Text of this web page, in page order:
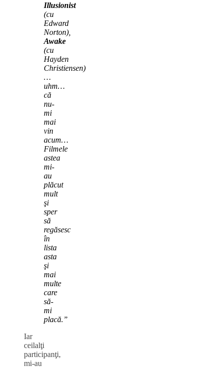
Illusionist
(cu
Edward
Norton),
Awake
(cu
Hayden
Christiensen)
…
uhm…
că
nu-
mi
mai
vin
acum…
Filmele
astea
mi-
au
plăcut
mult
şi
sper
să
regăsesc
în
lista
asta
şi
mai
multe
care
să-
mi
placă.”
Iar
ceilalţi
participanţi,
mi-au